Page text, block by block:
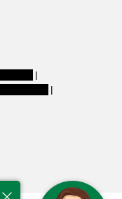
|
|